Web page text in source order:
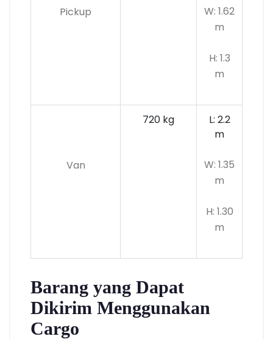
Pickup
W: 1.62
m
H: 1.3
m
Van
720 kg
L: 2.2
m
W: 1.35
m
H: 1.30
m
Barang yang Dapat
Dikirim Menggunakan
Cargo